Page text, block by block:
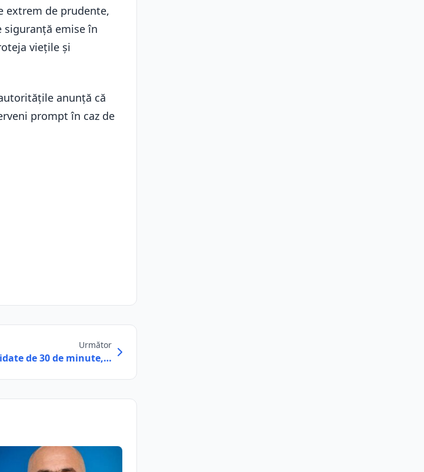
extrem de prudente,
siguranță emise în
viețile și
anunță că
prompt în caz de
Următor
de 30 de minute,…